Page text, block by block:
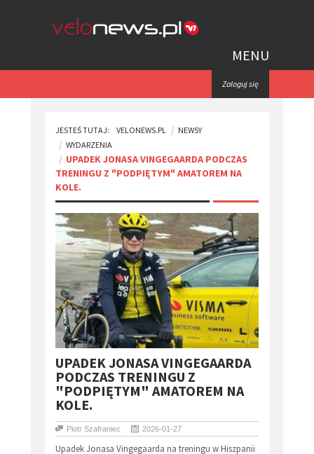
MENU
Zaloguj się
JESTEŚ TUTAJ: VELONEWS.PL
NEWSY
WYDARZENIA
UPADEK JONASA VINGEGAARDA PODCZAS
TRENINGU Z "PODPIĘTYM" AMATOREM NA
KOLE.
UPADEK JONASA VINGEGAARDA
PODCZAS TRENINGU Z
"PODPIĘTYM" AMATOREM NA
KOLE.
Piotr Szafraniec 2026-01-27
Upadek Jonasa Vingegaarda na treningu w Hiszpanii